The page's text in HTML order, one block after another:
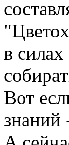
в
Вот
знаний